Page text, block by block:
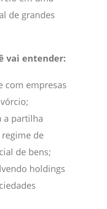
de grandes
vai entender:
com empresas
a partilha
de
de bens;
holdings